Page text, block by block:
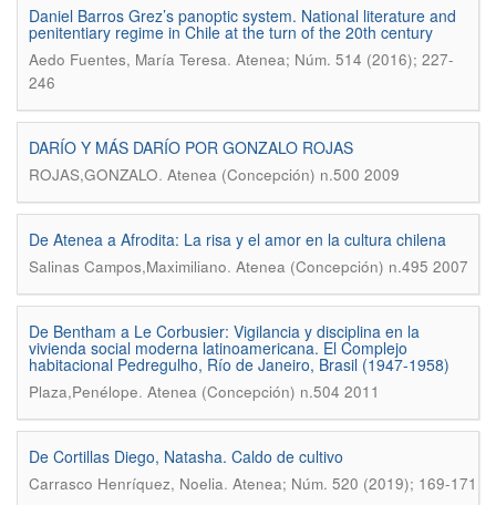
Daniel Barros Grez’s panoptic system. National literature and
penitentiary regime in Chile at the turn of the 20th century
Aedo Fuentes, María Teresa. Atenea; Núm. 514 (2016); 227-
246
DARÍO Y MÁS DARÍO POR GONZALO ROJAS
ROJAS,GONZALO. Atenea (Concepción) n.500 2009
De Atenea a Afrodita: La risa y el amor en la cultura chilena
Salinas Campos,Maximiliano. Atenea (Concepción) n.495 2007
De Bentham a Le Corbusier: Vigilancia y disciplina en la
vivienda social moderna latinoamericana. El Complejo
habitacional Pedregulho, Río de Janeiro, Brasil (1947-1958)
Plaza,Penélope. Atenea (Concepción) n.504 2011
De Cortillas Diego, Natasha. Caldo de cultivo
Carrasco Henríquez, Noelia. Atenea; Núm. 520 (2019); 169-171